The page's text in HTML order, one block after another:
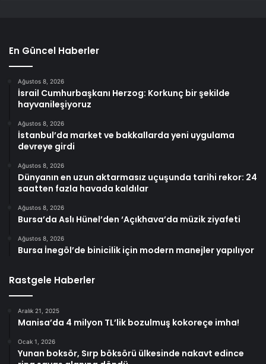
En Güncel Haberler
Ağustos 8, 2026
İsrail Cumhurbaşkanı Herzog: Korkunç bir şekilde
hayvanileşiyoruz
Ağustos 8, 2026
İstanbul’da market ve bakkallarda yeni uygulama
devreye girdi
Ağustos 8, 2026
Dünyanın en uzun aktarmasız uçuşunda tarihi rekor: 24
saatten fazla havada kaldılar
Ağustos 8, 2026
Bursa’da Aslı Hünel’den ‘Açıkhava’da müzik ziyafeti
Ağustos 8, 2026
Bursa İnegöl’de binicilik için modern manejler yapılıyor
Rastgele Haberler
Aralık 21, 2025
Manisa’da 4 milyon TL’lik bozulmuş kokoreçe imha!
Ocak 1, 2026
Yunan boksör, Sırp böksörü ülkesinde nakavt edince